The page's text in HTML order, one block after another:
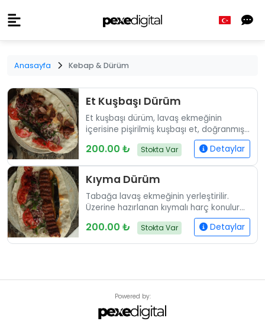
Anasayfa Kebap & Dürüm
Et Kuşbaşı Dürüm
Et kuşbaşı dürüm, lavaş ekmeğinin
içerisine pişirilmiş kuşbaşı et, doğranmış
domates, soğan ve maydanoz konularak
sıkıca sarılır ve rulo halinde servis edilir.
Dürüm servis tabağına alındıktan sonra
yanında sumaklı soğan salatası, turşu ve
ayran ile birlikte sunulur. Sıcak olarak
servis edilen dürüm, istenirse küçük
parçalara bölünerek de sunulabilir.
200.00 ₺ Stokta Var Detaylar
Kıyma Dürüm
Tabağa lavaş ekmeğinin yerleştirilir.
Üzerine hazırlanan kıymalı harç konulur
ve yanına çeşitli garnitürlerle sunulur. Bu
klasik sunum için tabağa sırasıyla lavaş,
kıyma, domates, sumaklı soğan ve biber
200.00 ₺ Stokta Var Detaylar
Powered by: